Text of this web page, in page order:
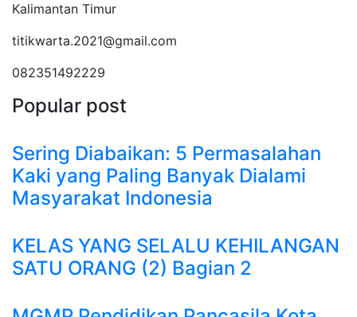
Kalimantan Timur
titikwarta.2021@gmail.com
082351492229
Popular post
Sering Diabaikan: 5 Permasalahan
Kaki yang Paling Banyak Dialami
Masyarakat Indonesia
KELAS YANG SELALU KEHILANGAN
SATU ORANG (2) Bagian 2